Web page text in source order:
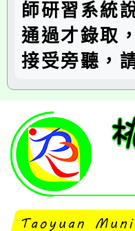
師研習系統
通過才錄取
接受旁聽，